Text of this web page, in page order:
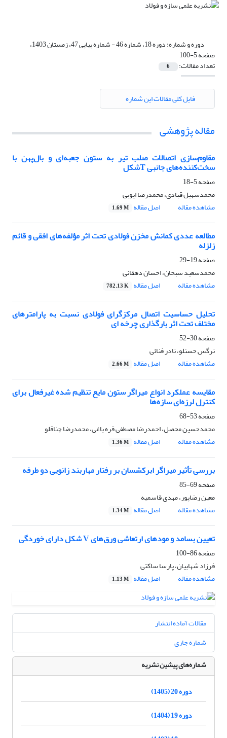
دوره و شماره: دوره 18، شماره 46 - شماره پیاپی 47، زمستان 1403،
صفحه 5-100
تعداد مقالات: 6
فایل کلی مقالات این شماره
مقاله پژوهشی
مقاوم‌سازی اتصالات صلب تیر به ستون جعبه‌ای و بال‌پهن با
سخت‌کننده‌های جانبی Tشکل
صفحه5-18
محمدسهیل قبادی، محمدرضا ایوبی
مشاهده مقاله
اصل مقاله 1.69 M
مطالعه عددی کمانش مخزن فولادی تحت اثر مؤلفه‌های افقی و قائم
زلزله
صفحه19-29
محمدسعید سبحان، احسان دهقانی
مشاهده مقاله
اصل مقاله 782.13 K
تحلیل حساسیت اتصال مرکزگرای فولادی نسبت به پارامترهای
مختلف تحت اثر بارگذاری چرخه ای
صفحه30-52
نرگس حسنلو، نادر فنائی
مشاهده مقاله
اصل مقاله 2.66 M
مقایسه عملکرد انواع میراگر ستون مایع تنظیم شده غیرفعال برای
کنترل لرزه‌ای سازه‌ها
صفحه53-68
محمدحسین محصل، احمدرضا مصطفی قره باغی، محمدرضا چناقلو
مشاهده مقاله
اصل مقاله 1.36 M
بررسی تأثیر میراگر ابرکشسان بر رفتار مهاربند زانویی دو طرفه
صفحه69-85
معین رضاپور، مهدی قاسمیه
مشاهده مقاله
اصل مقاله 1.34 M
تعیین بسامد و مودهای ارتعاشی ورق‌های V شکل دارای خوردگی
صفحه86-100
فرزاد شهابیان، پارسا ساکتی
مشاهده مقاله
اصل مقاله 1.13 M
مقالات آماده انتشار
شماره جاری
شماره‌های پیشین نشریه
دوره 20 (1405)
دوره 19 (1404)